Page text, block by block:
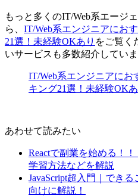
もっと多くのIT/Web系エージ
ら、 IT/Web系エンジニアにお
21選！未経験OKあり をご覧く
いサービスも多数紹介していま
IT/Web系エンジニアに
キング21選！未経験OKあ
あわせて読みたい
Reactで副業を始める！
学習方法などを解説
JavaScript超入門｜でき
向けに解説！